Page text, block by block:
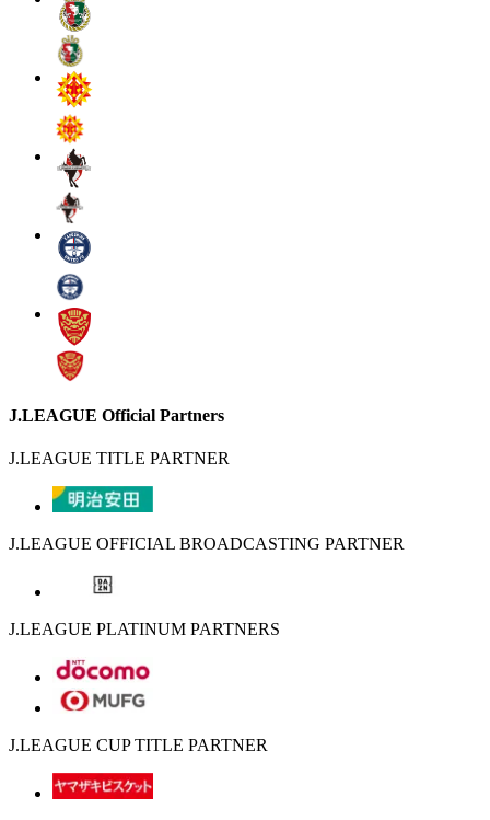
J.LEAGUE Official Partners
J.LEAGUE TITLE PARTNER
J.LEAGUE OFFICIAL BROADCASTING PARTNER
J.LEAGUE PLATINUM PARTNERS
J.LEAGUE CUP TITLE PARTNER